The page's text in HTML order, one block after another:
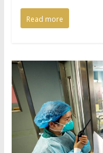
Read more